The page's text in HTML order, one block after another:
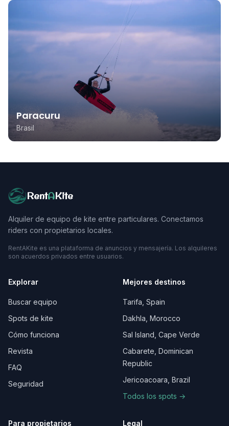
Paracuru
Brasil
RentAKite
Alquiler de equipo de kite entre particulares. Conectamos
riders con propietarios locales.
RentAKite es una plataforma de anuncios y mensajería. Los alquileres
son acuerdos privados entre usuarios.
Explorar
Buscar equipo
Spots de kite
Cómo funciona
Revista
FAQ
Seguridad
Mejores destinos
Tarifa, Spain
Dakhla, Morocco
Sal Island, Cape Verde
Cabarete, Dominican
Republic
Jericoacoara, Brazil
Todos los spots →
Para propietarios Legal